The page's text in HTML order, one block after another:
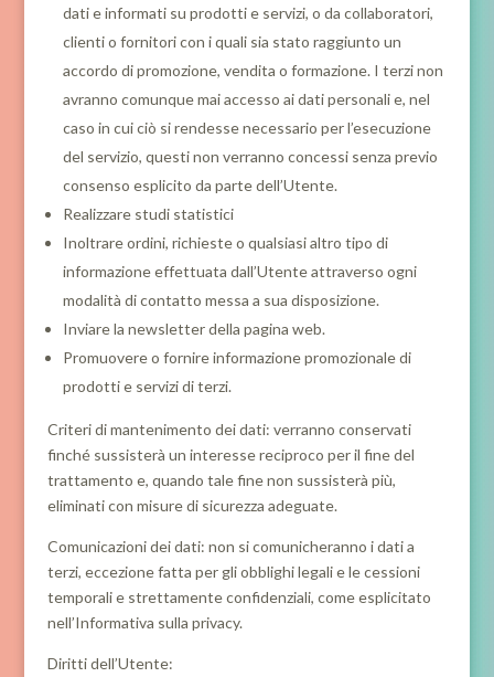
dati e informati su prodotti e servizi, o da collaboratori,
clienti o fornitori con i quali sia stato raggiunto un
accordo di promozione, vendita o formazione. I terzi non
avranno comunque mai accesso ai dati personali e, nel
caso in cui ciò si rendesse necessario per l’esecuzione
del servizio, questi non verranno concessi senza previo
consenso esplicito da parte dell’Utente.
Realizzare studi statistici
Inoltrare ordini, richieste o qualsiasi altro tipo di
informazione effettuata dall’Utente attraverso ogni
modalità di contatto messa a sua disposizione.
Inviare la newsletter della pagina web.
Promuovere o fornire informazione promozionale di
prodotti e servizi di terzi.
Criteri di mantenimento dei dati: verranno conservati
finché sussisterà un interesse reciproco per il fine del
trattamento e, quando tale fine non sussisterà più,
eliminati con misure di sicurezza adeguate.
Comunicazioni dei dati: non si comunicheranno i dati a
terzi, eccezione fatta per gli obblighi legali e le cessioni
temporali e strettamente confidenziali, come esplicitato
nell’Informativa sulla privacy.
Diritti dell’Utente: